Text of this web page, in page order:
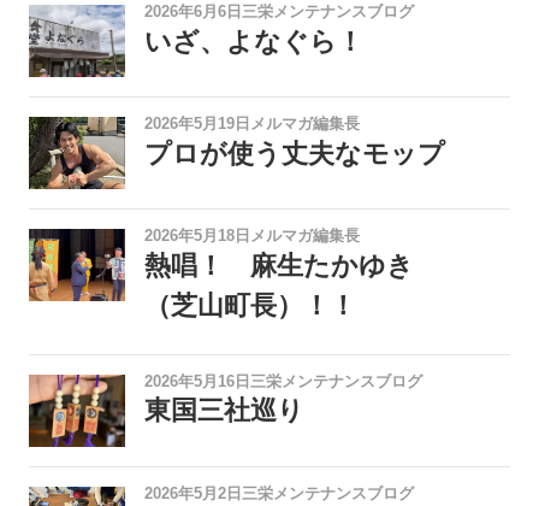
2026年6月6日 三栄メンテナンスブログ
いざ、よなぐら！
2026年5月19日 メルマガ編集長
プロが使う丈夫なモップ
2026年5月18日 メルマガ編集長
熱唱！ 麻生たかゆき
（芝山町長）！！
2026年5月16日 三栄メンテナンスブログ
東国三社巡り
2026年5月2日 三栄メンテナンスブログ